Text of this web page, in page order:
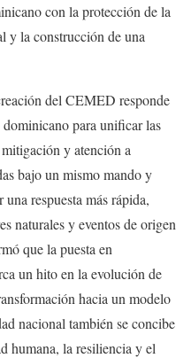
con la protección de la
y la construcción de una
del CEMED responde
para unificar las
y atención a
bajo un mismo mando y
respuesta más rápida,
naturales y eventos de origen
que la puesta en
un hito en la evolución de
hacia un modelo
nacional también se concibe
humana, la resiliencia y el